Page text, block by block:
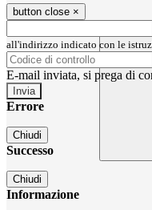
button close ×
all'indirizzo indicato con le
E-mail inviata, si prega di
Errore
Chiudi
Successo
Chiudi
Informazione